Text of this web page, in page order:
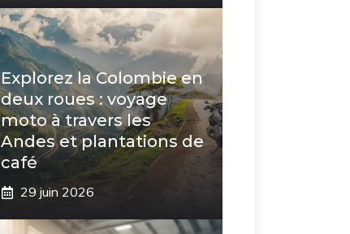
Explorez la Colombie en
deux roues : voyage
moto à travers les
Andes et plantations de
café
29 juin 2026